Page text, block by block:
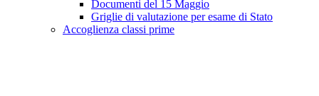
Documenti del 15 Maggio
Griglie di valutazione per esame di Stato
Accoglienza classi prime